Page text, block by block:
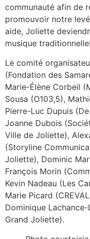
communauté afin de
promouvoir notre
aide, Joliette
musique traditionnelle!
Le comité
(Fondation des
Marie-Élène Corbeil
Sousa (O103,5),
Pierre-Luc Dupuis
Joanne Dubois
Ville de Joliette),
(Storyline
Joliette), Dominic
François Morin
Kevin Nadeau (Les
Marie Picard
Dominique
Grand Joliette).